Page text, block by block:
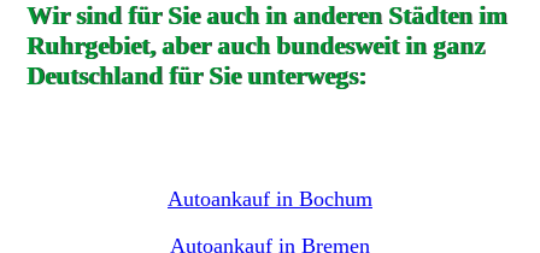
Wir sind für Sie auch in anderen Städten im
Ruhrgebiet, aber auch bundesweit in ganz
Deutschland für Sie unterwegs:
Autoankauf in Bochum
Autoankauf in Bremen